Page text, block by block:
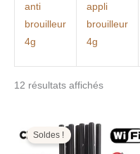
anti
brouilleur
4g
appli
brouilleur
4g
12 résultats affichés
Soldes !
prix
initial
était :
499,00€.
prix
actuel
est :
199,99€.